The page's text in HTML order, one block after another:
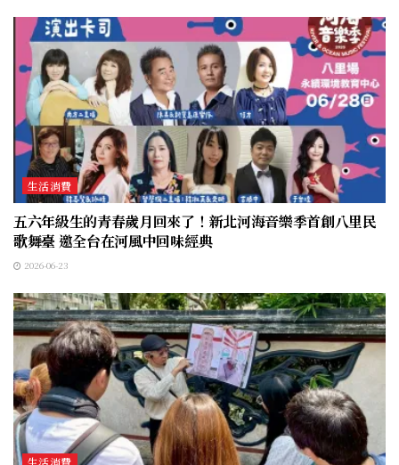
生活消費
五六年級生的青春歲月回來了！新北河海音樂季首創八里民
歌舞臺 邀全台在河風中回味經典
2026-06-23
生活消費